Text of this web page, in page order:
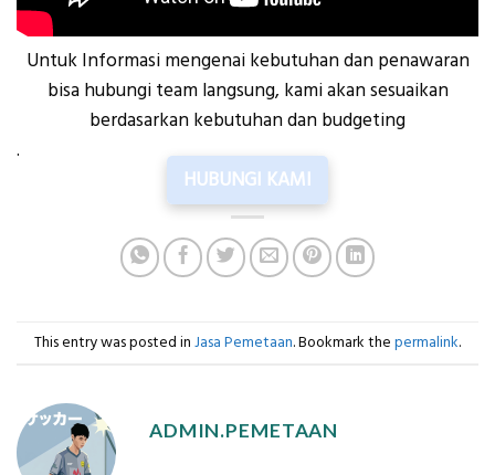
Untuk Informasi mengenai kebutuhan dan penawaran
bisa hubungi team langsung, kami akan sesuaikan
berdasarkan kebutuhan dan budgeting
.
HUBUNGI KAMI
This entry was posted in Jasa Pemetaan. Bookmark the permalink.
ADMIN.PEMETAAN